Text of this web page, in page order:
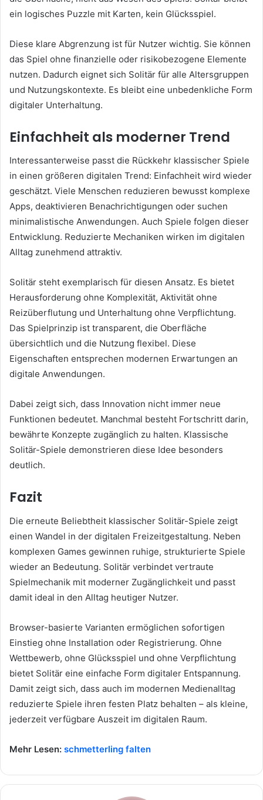
ein logisches Puzzle mit Karten, kein Glücksspiel.
Diese klare Abgrenzung ist für Nutzer wichtig. Sie können
das Spiel ohne finanzielle oder risikobezogene Elemente
nutzen. Dadurch eignet sich Solitär für alle Altersgruppen
und Nutzungskontexte. Es bleibt eine unbedenkliche Form
digitaler Unterhaltung.
Einfachheit als moderner Trend
Interessanterweise passt die Rückkehr klassischer Spiele
in einen größeren digitalen Trend: Einfachheit wird wieder
geschätzt. Viele Menschen reduzieren bewusst komplexe
Apps, deaktivieren Benachrichtigungen oder suchen
minimalistische Anwendungen. Auch Spiele folgen dieser
Entwicklung. Reduzierte Mechaniken wirken im digitalen
Alltag zunehmend attraktiv.
Solitär steht exemplarisch für diesen Ansatz. Es bietet
Herausforderung ohne Komplexität, Aktivität ohne
Reizüberflutung und Unterhaltung ohne Verpflichtung.
Das Spielprinzip ist transparent, die Oberfläche
übersichtlich und die Nutzung flexibel. Diese
Eigenschaften entsprechen modernen Erwartungen an
digitale Anwendungen.
Dabei zeigt sich, dass Innovation nicht immer neue
Funktionen bedeutet. Manchmal besteht Fortschritt darin,
bewährte Konzepte zugänglich zu halten. Klassische
Solitär-Spiele demonstrieren diese Idee besonders
deutlich.
Fazit
Die erneute Beliebtheit klassischer Solitär-Spiele zeigt
einen Wandel in der digitalen Freizeitgestaltung. Neben
komplexen Games gewinnen ruhige, strukturierte Spiele
wieder an Bedeutung. Solitär verbindet vertraute
Spielmechanik mit moderner Zugänglichkeit und passt
damit ideal in den Alltag heutiger Nutzer.
Browser-basierte Varianten ermöglichen sofortigen
Einstieg ohne Installation oder Registrierung. Ohne
Wettbewerb, ohne Glücksspiel und ohne Verpflichtung
bietet Solitär eine einfache Form digitaler Entspannung.
Damit zeigt sich, dass auch im modernen Medienalltag
reduzierte Spiele ihren festen Platz behalten – als kleine,
jederzeit verfügbare Auszeit im digitalen Raum.
Mehr Lesen: schmetterling falten